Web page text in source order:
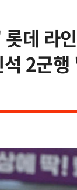
데 라
2군행